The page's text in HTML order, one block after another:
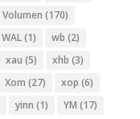
Volumen (170)
WAL(1) wb (2)
xau (5) xhb (3)
Xom (27) xop (6)
yinn (1) YM (17)